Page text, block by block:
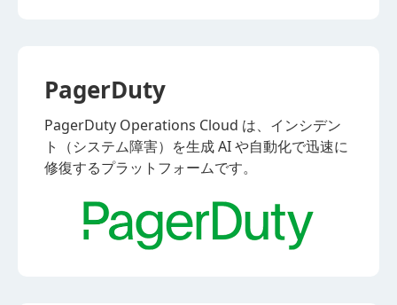
PagerDuty
PagerDuty Operations Cloud は、インシデン
ト（システム障害）を生成 AI や自動化で迅速に
修復するプラットフォームです。